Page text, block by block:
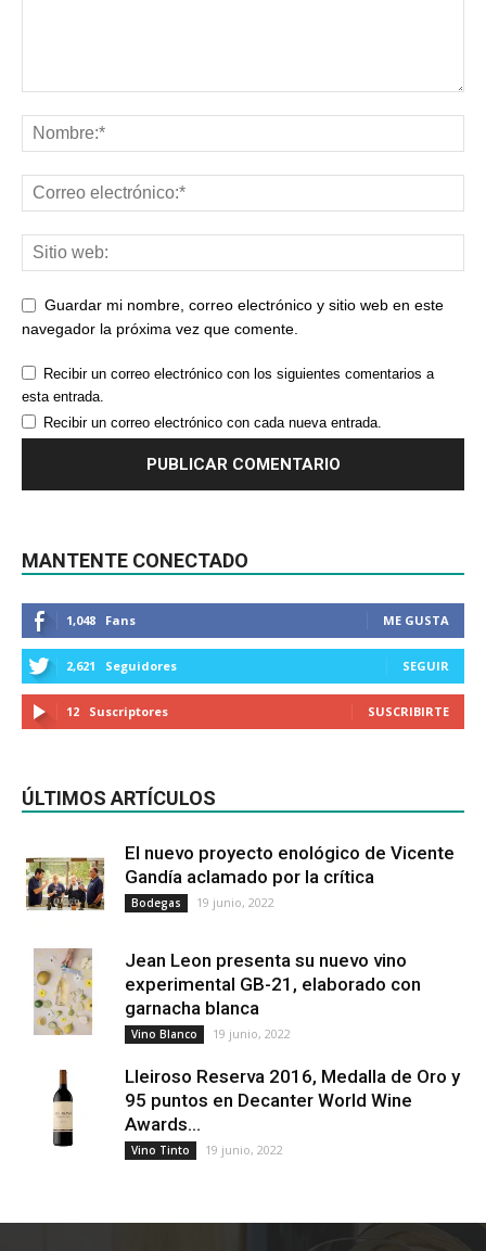
Guardar mi nombre, correo electrónico y sitio web en este
navegador la próxima vez que comente.
Recibir un correo electrónico con los siguientes comentarios a
esta entrada.
Recibir un correo electrónico con cada nueva entrada.
MANTENTE CONECTADO
1,048 Fans ME GUSTA
2,621 Seguidores SEGUIR
12 Suscriptores SUSCRIBIRTE
ÚLTIMOS ARTÍCULOS
El nuevo proyecto enológico de Vicente
Gandía aclamado por la crítica
Bodegas 19 junio, 2022
Jean Leon presenta su nuevo vino
experimental GB-21, elaborado con
garnacha blanca
Vino Blanco 19 junio, 2022
Lleiroso Reserva 2016, Medalla de Oro y
95 puntos en Decanter World Wine
Awards...
Vino Tinto 19 junio, 2022